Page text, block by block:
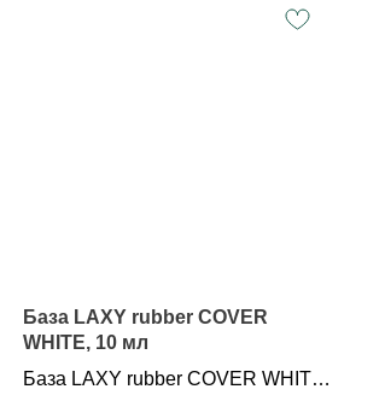
База LAXY rubber COVER
WHITE, 10 мл
База LAXY rubber COVER WHITE,